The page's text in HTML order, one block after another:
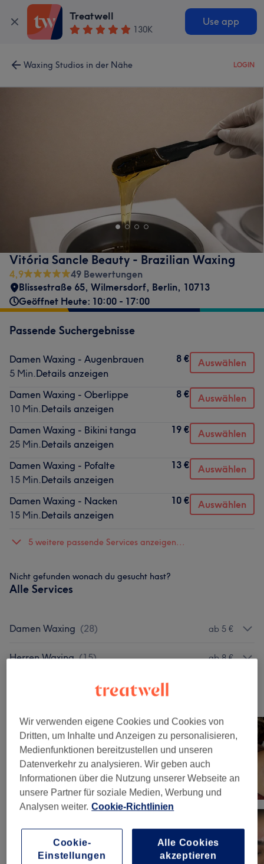
Treatwell
130K
Use app
Waxing Studios in der Nähe LOGIN
Vitória Sancle Beauty - Brazilian Waxing
4,9
49 Bewertungen
Blissestraße 65, Wilmersdorf, Berlin, 10713
Geöffnet Heute: 10:00 - 17:00
Passende Suchergebnisse
Damen Waxing - Augenbrauen
5 Min.Details anzeigen
8 € Auswählen
Damen Waxing - Oberlippe
10 Min.Details anzeigen
8 € Auswählen
Damen Waxing - Bikini tanga
25 Min.Details anzeigen
19 € Auswählen
Damen Waxing - Pofalte
15 Min.Details anzeigen
13 € Auswählen
Damen Waxing - Nacken
15 Min.Details anzeigen
10 € Auswählen
5 weitere passende Services anzeigen...
Nicht gefunden wonach du gesucht hast?
Alle Services
Damen Waxing (28) ab 5 €
Herren Waxing (15) ab 8 €
Wir verwenden eigene Cookies und Cookies von
Dritten, um Inhalte und Anzeigen zu personalisieren,
Medienfunktionen bereitzustellen und unseren
Datenverkehr zu analysieren. Wir geben auch
Informationen über die Nutzung unserer Webseite an
unsere Partner für soziale Medien, Werbung und
Analysen weiter. Cookie-Richtlinien
Cookie-
Einstellungen
Alle Cookies
akzeptieren